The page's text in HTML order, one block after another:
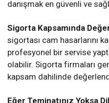
danışmak en güvenli ve
Sigorta Kapsamında
sigortası cam hasarlarını
profesyonel bir servise
olabilir. Sigorta firmaları
kapsam dahilinde
Eğer Teminatınız Yoksa